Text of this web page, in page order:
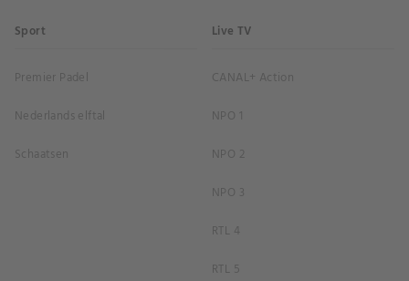
Sport
Premier Padel
Nederlands elftal
Schaatsen
Live TV
CANAL+ Action
NPO 1
NPO 2
NPO 3
RTL 4
RTL 5